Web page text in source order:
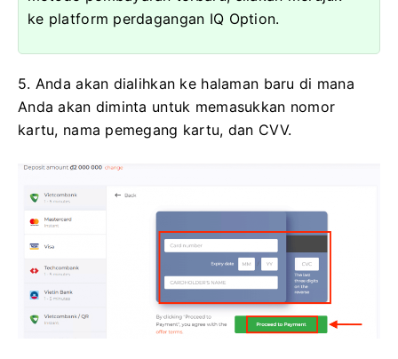
ke platform perdagangan IQ Option.
5. Anda akan dialihkan ke halaman baru di mana
Anda akan diminta untuk memasukkan nomor
kartu, nama pemegang kartu, dan CVV.